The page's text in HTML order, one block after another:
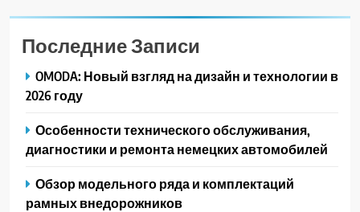
Последние Записи
OMODA: Новый взгляд на дизайн и технологии в
2026 году
Особенности технического обслуживания,
диагностики и ремонта немецких автомобилей
Обзор модельного ряда и комплектаций
рамных внедорожников